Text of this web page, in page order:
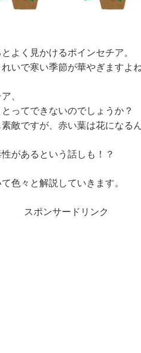
よく見かけるポインセチア。
いで寒い季節が華やぎますよ
、
ってできないのでしょうか？
敵ですが、赤い葉は花になる
があるという話しも！？
色々と解説していきます。
スポンサードリンク